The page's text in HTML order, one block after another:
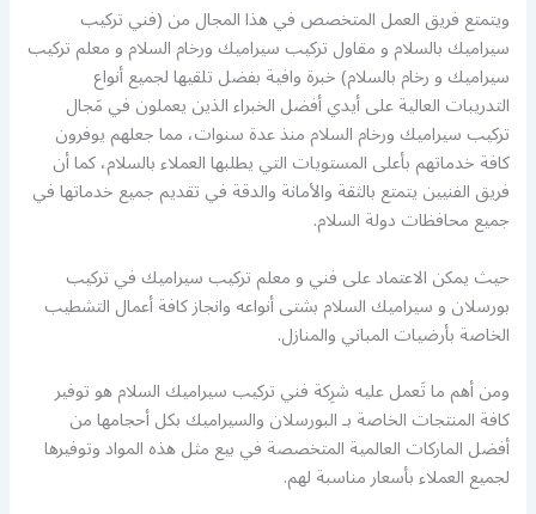
ويتمتع فريق العمل المتخصص في هذا المجال من (فني تركيب
سيراميك بالسلام و مقاول تركيب سيراميك ورخام السلام و معلم تركيب
سيراميك و رخام بالسلام) خبرة وافية بفضل تلقيها لجميع أنواع
التدريبات العالية على أيدي أفضل الخبراء الذين يعملون في مَجال
تركيب سيراميك ورخام السلام منذ عدة سنوات، مما جعلهم يوفرون
كافة خدماتهم بأعلى المستويات التي يطلبها العملاء بالسلام، كما أن
فريق الفنيين يتمتع بالثقة والأمانة والدقة في تقديم جميع خدماتها في
جميع محافظات دولة السلام.
حيث يمكن الاعتماد على فني و معلم تركيب سيراميك في تركيب
بورسلان و سيراميك السلام بشتى أنواعه وانجاز كافة أعمال التشطيب
الخاصة بأرضيات المباني والمنازل.
ومن أهم ما تَعمل عليه شرِكة فني تركيب سيراميك السلام هو توفير
كافة المنتجات الخاصة بـ البورسلان والسيراميك بكل أحجامها من
أفضل الماركات العالمية المتخصصة في بيع مثل هذه المواد وتوفيرها
لجميع العملاء بأسعار مناسبة لهم.